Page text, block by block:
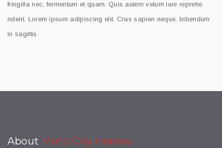
fringilla nec, fermentum et quam. Quis autem velum iure reprehe
nderit. Lorem ipsum adipiscing elit. Cras sapien neque, bibendum
in sagittis.
About MotorCity Heroes